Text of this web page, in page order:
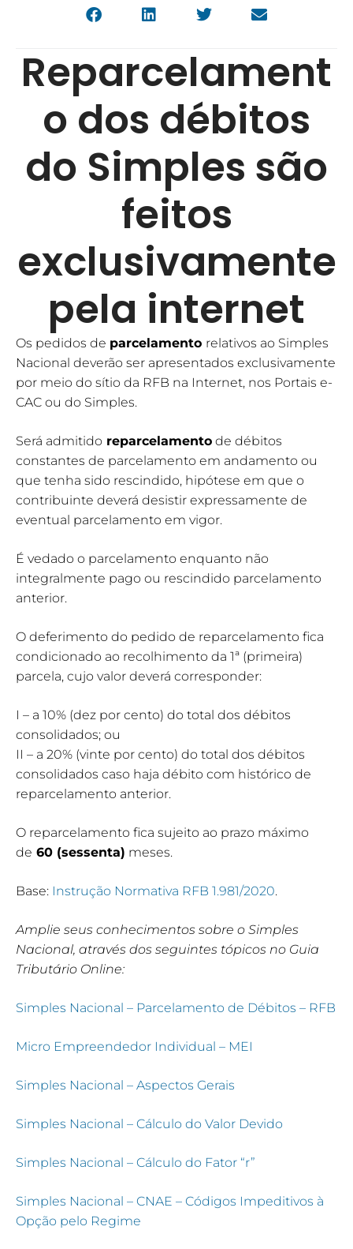
Reparcelament
o dos débitos
do Simples são
feitos
exclusivamente
pela internet
Os pedidos de parcelamento relativos ao Simples
Nacional deverão ser apresentados exclusivamente
por meio do sítio da RFB na Internet, nos Portais e-
CAC ou do Simples.
Será admitido reparcelamento de débitos
constantes de parcelamento em andamento ou
que tenha sido rescindido, hipótese em que o
contribuinte deverá desistir expressamente de
eventual parcelamento em vigor.
É vedado o parcelamento enquanto não
integralmente pago ou rescindido parcelamento
anterior.
O deferimento do pedido de reparcelamento fica
condicionado ao recolhimento da 1ª (primeira)
parcela, cujo valor deverá corresponder:
I – a 10% (dez por cento) do total dos débitos
consolidados; ou
II – a 20% (vinte por cento) do total dos débitos
consolidados caso haja débito com histórico de
reparcelamento anterior.
O reparcelamento fica sujeito ao prazo máximo
de 60 (sessenta) meses.
Base: Instrução Normativa RFB 1.981/2020.
Amplie seus conhecimentos sobre o Simples
Nacional, através dos seguintes tópicos no Guia
Tributário Online:
Simples Nacional – Parcelamento de Débitos – RFB
Micro Empreendedor Individual – MEI
Simples Nacional – Aspectos Gerais
Simples Nacional – Cálculo do Valor Devido
Simples Nacional – Cálculo do Fator “r”
Simples Nacional – CNAE – Códigos Impeditivos à
Opção pelo Regime